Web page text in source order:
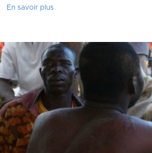
En savoir plus